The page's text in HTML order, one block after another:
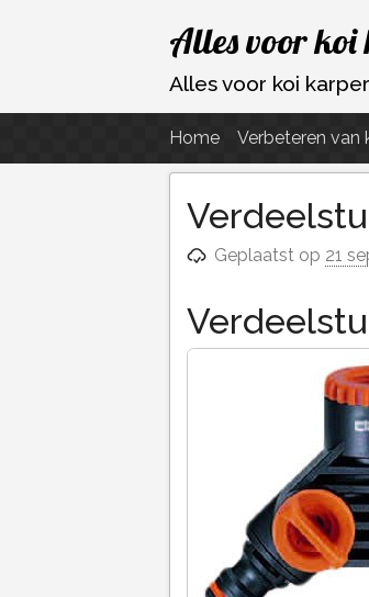
Ga
naar
de
Alles voor koi
Alles voor koi
Home Verbeteren van
Geplaatst op 21